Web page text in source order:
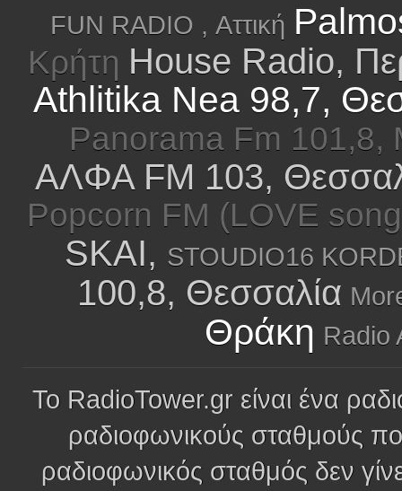
FUN RADIO , Αττική
Κρήτη House Radio,
Athlitika Nea 98,7,
Panorama Fm 101,8,
ΑΛΦΑ FM 103,
Popcorn FM (LOVE
SKAI, STOUDIO16
100,8, Θεσσαλία
Θράκη Radio
Το RadioTower.gr είναι ένα
ραδιοφωνικούς σταθμούς
ραδιοφωνικός σταθμός δεν